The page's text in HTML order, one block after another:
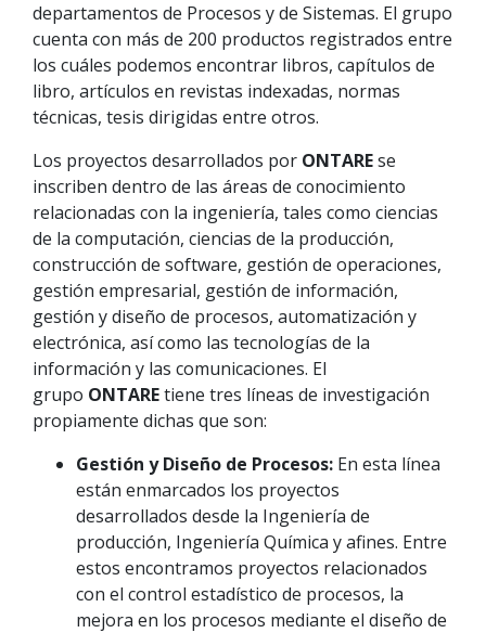
departamentos de Procesos y de Sistemas. El grupo
cuenta con más de 200 productos registrados entre
los cuáles podemos encontrar libros, capítulos de
libro, artículos en revistas indexadas, normas
técnicas, tesis dirigidas entre otros.
Los proyectos desarrollados por ONTAREse
inscriben dentro de las áreas de conocimiento
relacionadas con la ingeniería, tales como ciencias
de la computación, ciencias de la producción,
construcción de software, gestión de operaciones,
gestión empresarial, gestión de información,
gestión y diseño de procesos, automatización y
electrónica, así como las tecnologías de la
información y las comunicaciones. El
grupo ONTAREtiene tres líneas de investigación
propiamente dichas que son:
Gestión y Diseño de Procesos: En esta línea
están enmarcados los proyectos
desarrollados desde la Ingeniería de
producción, Ingeniería Química y afines. Entre
estos encontramos proyectos relacionados
con el control estadístico de procesos, la
mejora en los procesos mediante el diseño de